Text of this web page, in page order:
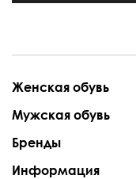
Женская обувь
Мужская обувь
Бренды
Информация